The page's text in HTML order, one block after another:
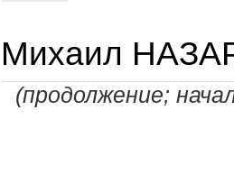
Михаил
(продолжение;